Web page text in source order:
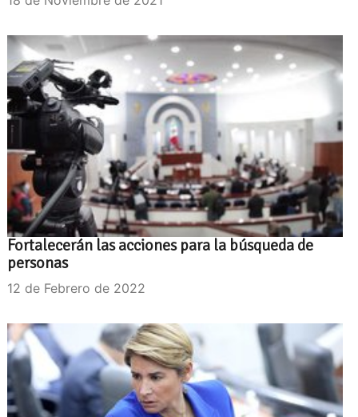
Fortalecerán las acciones para la búsqueda de
personas
12 de Febrero de 2022